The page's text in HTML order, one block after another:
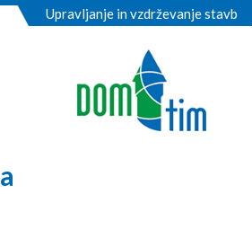
Upravljanje in vzdrževanje stavb